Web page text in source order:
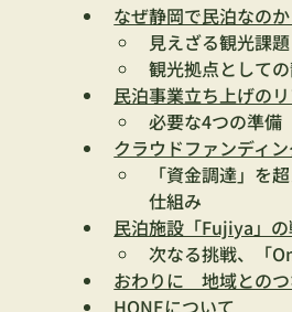
なぜ静岡で民泊なのか
見えざる観光課
観光拠点として
民泊事業立ち上げの
必要な4つの準備
クラウドファンディ
「資金調達」を
仕組み
民泊施設「Fujiya」
次なる挑戦、「
おわりに　地域との
HONEについて